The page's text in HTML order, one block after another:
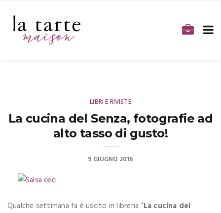
LIBRI E RIVISTE
La cucina del Senza, fotografie ad
alto tasso di gusto!
9 GIUGNO 2016
Qualche settimana fa è uscito in libreria “La cucina del